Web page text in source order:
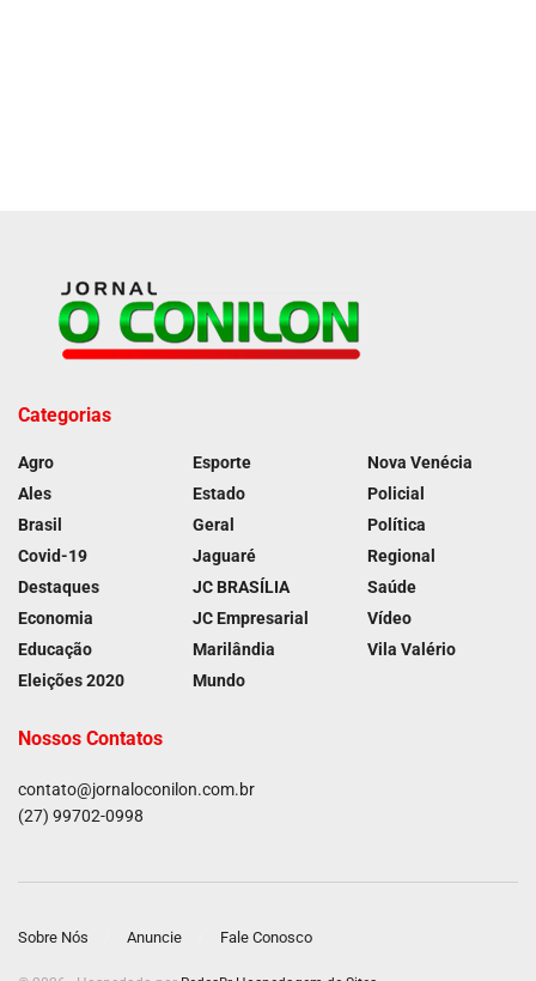
Categorias
Agro
Ales
Brasil
Covid-19
Destaques
Economia
Educação
Eleições 2020
Esporte
Estado
Geral
Jaguaré
JC BRASÍLIA
JC Empresarial
Marilândia
Mundo
Nova Venécia
Policial
Política
Regional
Saúde
Vídeo
Vila Valério
Nossos Contatos
contato@jornaloconilon.com.br
(27) 99702-0998
Sobre Nós Anuncie Fale Conosco